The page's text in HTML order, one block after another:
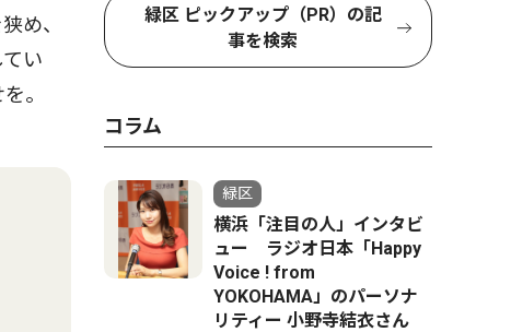
め、
い
。
緑区 ピックアップ（PR）の記
事を検索
コラム
緑区
横浜「注目の人」インタビ
ュー ラジオ日本「Happy
Voice ! from
YOKOHAMA」のパーソナ
リティー 小野寺結衣さん